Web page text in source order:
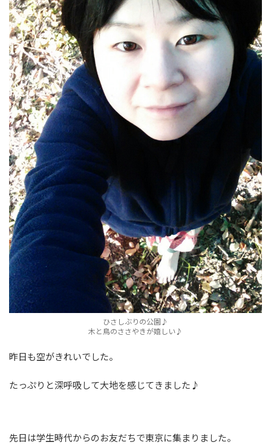
ひさしぶりの公園♪
木と鳥のささやきが嬉しい♪
昨日も空がきれいでした。
たっぷりと深呼吸して大地を感じてきました♪
先日は学生時代からのお友だちで東京に集まりました。